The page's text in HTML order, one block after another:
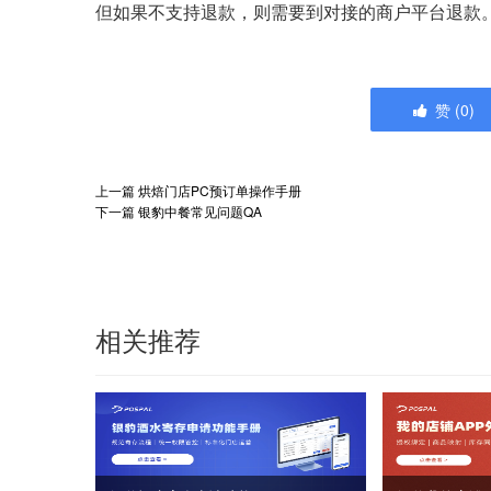
但如果不支持退款，则需要到对接的商户平台退款
赞 (0)
上一篇烘焙门店PC预订单操作手册
下一篇银豹中餐常见问题QA
相关推荐